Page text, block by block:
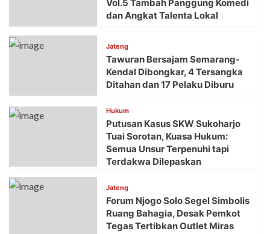
Vol.5 Tambah Panggung Komedi
dan Angkat Talenta Lokal
Jateng
Tawuran Bersajam Semarang-
Kendal Dibongkar, 4 Tersangka
Ditahan dan 17 Pelaku Diburu
Hukum
Putusan Kasus SKW Sukoharjo
Tuai Sorotan, Kuasa Hukum:
Semua Unsur Terpenuhi tapi
Terdakwa Dilepaskan
Jateng
Forum Njogo Solo Segel Simbolis
Ruang Bahagia, Desak Pemkot
Tegas Tertibkan Outlet Miras